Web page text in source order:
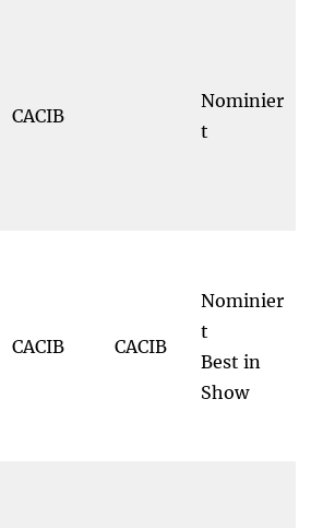
CACIB
Nominier
t
CACIB CACIB
Nominier
t
Best in
Show